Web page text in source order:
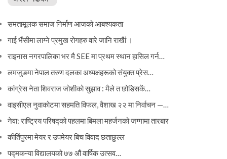
समतामूलक समाज निर्माण आजको आबश्यकता
गाई भैंसीमा लाग्ने प्रमुख रोगहरु वारे जानि राखैां ।
राइनास नगरपालिका भर मै SEE मा प्रथम स्थान हासिल गर्न…
लमजुङमा नेपाल तरुण दलका अध्यक्षहरूको संयुक्त प्रेस…
कांग्रेस नेता शिवराज जोशीको सुझाव : मैले त छोडिसकें…
वाइसीएल नुवाकोटमा सहमति विफल, वैशाख २२ मा निर्वाचन —…
नेवा: राष्ट्रिय परिषद्को पहलमा बिमला महर्जनको जग्गामा तारबार
कीर्तिपुरमा मेयर र उपमेयर बिच विवाद छताछुल्ल
पद्मकन्या विद्यालयको ७७ औं ‌‌वार्षिक ‌उत्सव…